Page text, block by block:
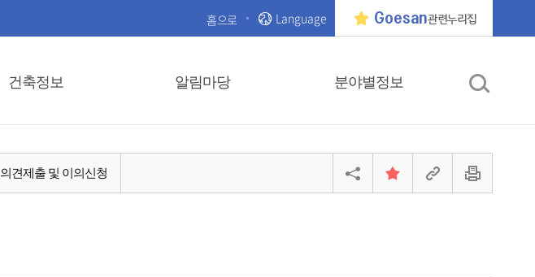
홈으로 Language Goesan관련누리집
건축정보 알림마당 분야별정보
의견제출 및 이의신청